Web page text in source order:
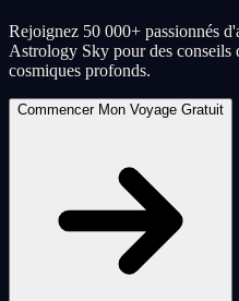
Rejoignez 50 000+ passionnés
Astrology Sky pour des conseils
cosmiques profonds.
Commencer Mon Voyage Gratuit